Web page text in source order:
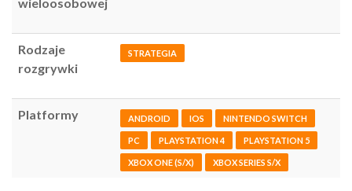
Rodzaje
rozgrywki
STRATEGIA
Platformy ANDROID IOS NINTENDO SWITCH
PC PLAYSTATION 4 PLAYSTATION 5
XBOX ONE (S/X) XBOX SERIES S/X